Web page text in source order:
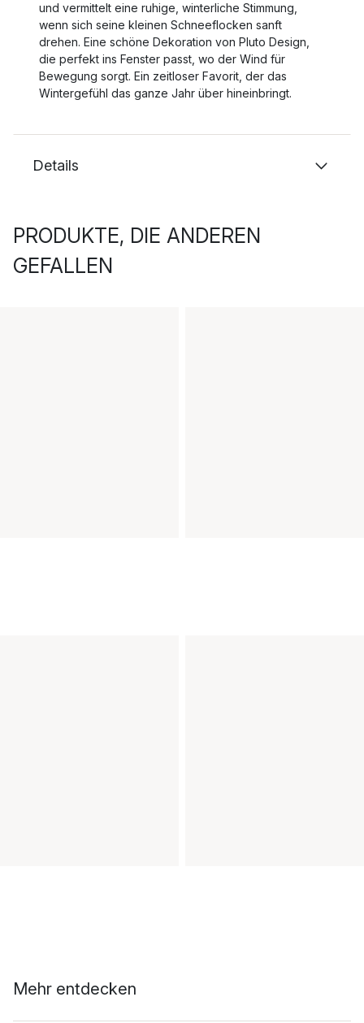
und vermittelt eine ruhige, winterliche Stimmung,
wenn sich seine kleinen Schneeflocken sanft
drehen. Eine schöne Dekoration von Pluto Design,
die perfekt ins Fenster passt, wo der Wind für
Bewegung sorgt. Ein zeitloser Favorit, der das
Wintergefühl das ganze Jahr über hineinbringt.
Details
PRODUKTE, DIE ANDEREN
GEFALLEN
Mehr entdecken